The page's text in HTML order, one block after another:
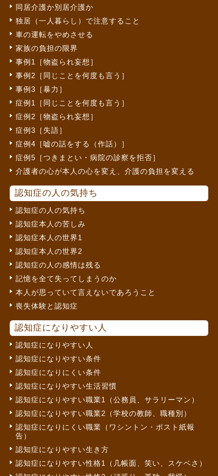
同居介護か別居介護か
独居（一人暮らし）で注意すること
車の運転をやめさせる
家族の負担の限界
事例1［物盗られ妄想］
事例2［同じことを何度も言う］
事例3［暴力］
症例1［同じことを何度も言う］
症例2［物盗られ妄想］
症例3［失語］
症例4［嘘の話をする（作話）］
症例5［つきまとい・病院の診察を拒否］
介護者の心が本人の心を変え、介護の負担を変える
認知症の人の気持ち
認知症の人の気持ち
認知症本人の苦しみ
認知症本人の世界1
認知症本人の世界2
認知症の人の感情は残る
記憶を全て失ってしまうのか
本人が思っていて言えないであろうこと
喪失体験と認知症
認知症になりやすい人
認知症になりやすい人
認知症になりやすい条件
認知症になりにくい条件
認知症になりやすい生活習慣
認知症になりやすい職業1（公務員、サラリーマン）
認知症になりやすい職業2（学校の教師、職種別）
認知症になりにくい職業（ワシントン・ポスト紙報
告）
認知症になりやすい生き方
認知症になりやすい性格1（几帳面、笑い、スケベさ）